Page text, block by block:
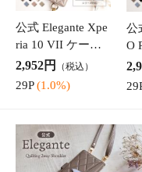
クレカ
auかんたん決済
ソフトバンクまとめて支払い・
ワイモバイルまとめて支払い